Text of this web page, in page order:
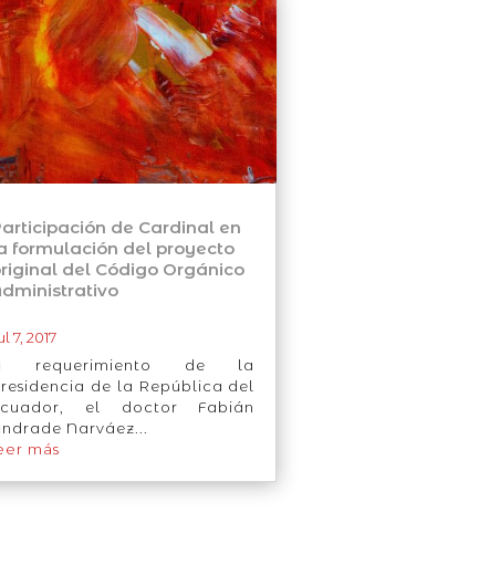
de Cardinal en
formulación del proyecto
del Código Orgánico
7, 2017
requerimiento de la
de la República del
el doctor Fabián
Narváez...
más